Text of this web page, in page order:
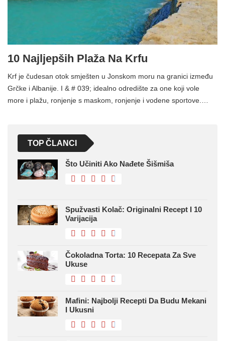
10 Najljepših Plaža Na Krfu
Krf je čudesan otok smješten u Jonskom moru na granici između
Grčke i Albanije. I & # 039; idealno odredište za one koji vole
more i plažu, ronjenje s maskom, ronjenje i vodene sportove.…
TOP ČLANCI
Što Učiniti Ako Nađete Šišmiša
Spužvasti Kolač: Originalni Recept I 10
Varijacija
Čokoladna Torta: 10 Recepata Za Sve
Ukuse
Mafini: Najbolji Recepti Da Budu Mekani
I Ukusni